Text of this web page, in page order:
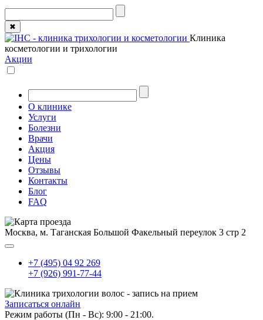
✖
Клиника
косметологии и трихологии
Акции
О клинике
Услуги
Болезни
Врачи
Акция
Цены
Отзывы
Контакты
Блог
FAQ
Москва, м. Таганская Большой Факельный переулок 3 стр 2
+7 (495) 04 92 269
+7 (926) 991-77-44
Записаться онлайн
Режим работы (Пн - Вс): 9:00 - 21:00.